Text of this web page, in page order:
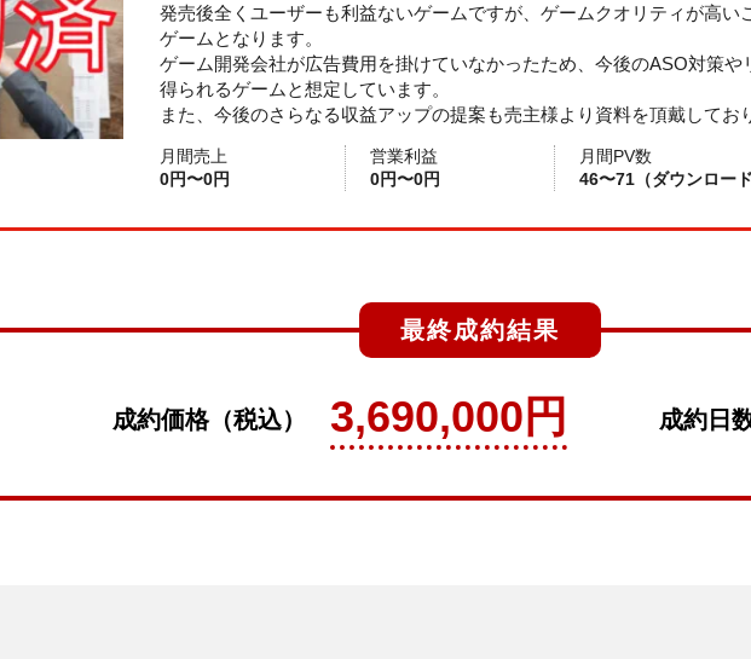
発売後全くユーザーも利益ないゲームですが、ゲームクオリティが高
ゲームとなります。
ゲーム開発会社が広告費用を掛けていなかったため、今後のASO対策
得られるゲームと想定しています。
また、今後のさらなる収益アップの提案も売主様より資料を頂戴してお
月間売上
0円〜0円
営業利益
0円〜0円
月間PV数
46〜71（ダウンロー
最終成約結果
成約価格（税込） 3,690,000円 成約日